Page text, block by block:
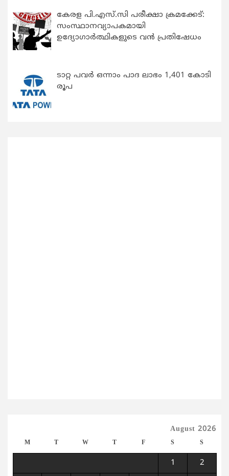
കേരള പി.എസ്.സി പരീക്ഷാ ക്രമക്കേട്:
സംസ്ഥാനവ്യാപകമായി
ഉദ്യോഗാര്‍ത്ഥികളുടെ വന്‍ പ്രതിഷേധം
ടാറ്റ പവർ ഒന്നാം പാദ ലാഭം 1,401 കോടി
രൂപ
August 2026
M T W T F S S
1 2